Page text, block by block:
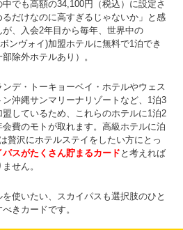
でも高額の34,100円（税込）に設定さ
だけなのに高すぎるじゃないか」と感
、入会2年目から毎年、世界中の
ンヴォイ)加盟ホテルに無料で1泊でき
除外ホテルあり）。
デ・トーキョーベイ・ホテルやウェス
沖縄サンマリーナリゾートなど、1泊3
しているため、これらのホテルに1泊2
費のモトが取れます。高級ホテルに泊
贅沢にホテルステイをしたい方にとっ
スがたくさん貯まるカード と考えれば
せん。
を使いたい、スカイパスも選択肢のひと
きカードです。